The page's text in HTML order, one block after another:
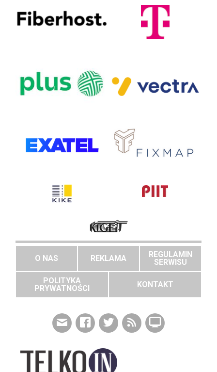
O NAS REKLAMA
REGULAMIN
SERWISU
POLITYKA
PRYWATNOŚCI
KONTAKT